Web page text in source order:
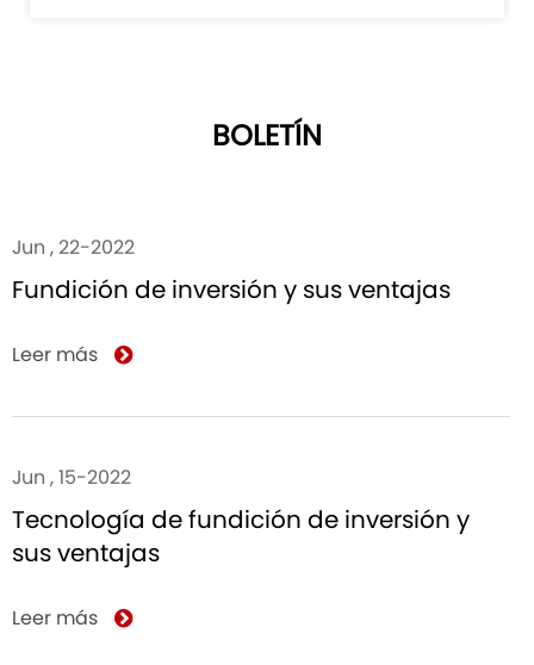
BOLETÍN
Jun , 22-2022
Fundición de inversión y sus ventajas
Leer más
Jun , 15-2022
Tecnología de fundición de inversión y
sus ventajas
Leer más